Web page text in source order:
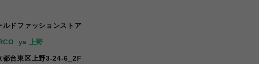
ルドファッションストア
上野
都台東区上野3-24-6_2F